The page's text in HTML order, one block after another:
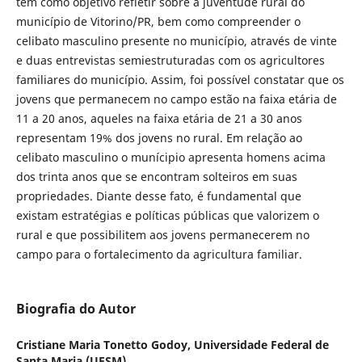
município de Vitorino/PR, bem como compreender o
celibato masculino presente no município, através de vinte
e duas entrevistas semiestruturadas com os agricultores
familiares do município. Assim, foi possível constatar que os
jovens que permanecem no campo estão na faixa etária de
11 a 20 anos, aqueles na faixa etária de 21 a 30 anos
representam 19% dos jovens no rural. Em relação ao
celibato masculino o munícipio apresenta homens acima
dos trinta anos que se encontram solteiros em suas
propriedades. Diante desse fato, é fundamental que
existam estratégias e políticas públicas que valorizem o
rural e que possibilitem aos jovens permanecerem no
campo para o fortalecimento da agricultura familiar.
Biografia do Autor
Cristiane Maria Tonetto Godoy, Universidade Federal de